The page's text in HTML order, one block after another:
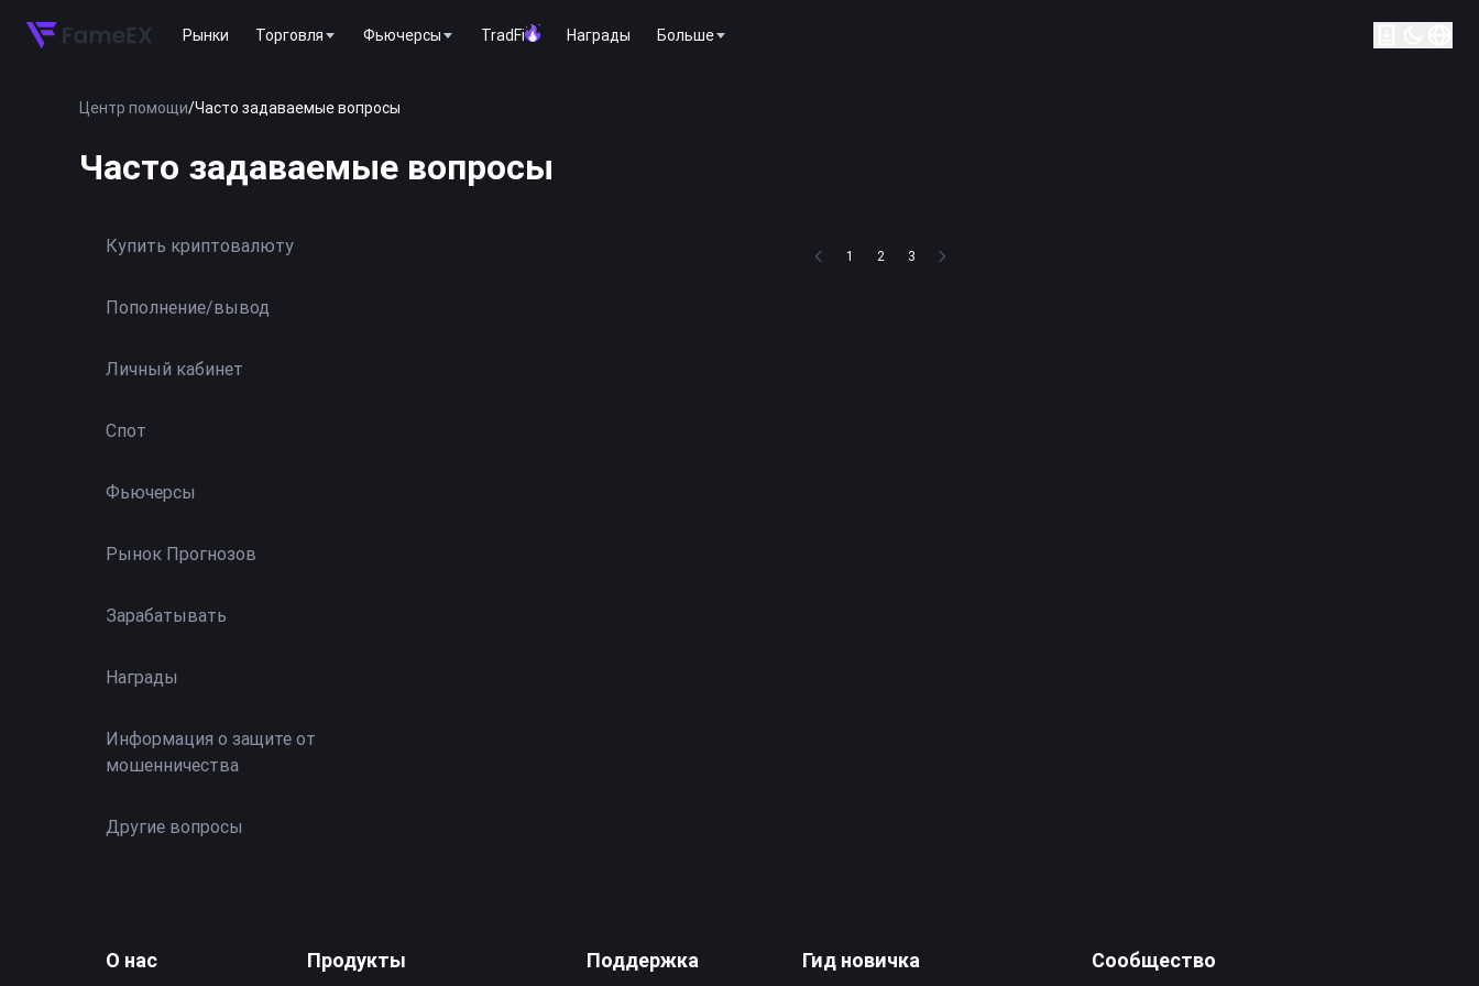
Рынки Торговля Фьючерсы TradFi Награды Больше
Центр помощи/Часто задаваемые вопросы
Часто задаваемые вопросы
Купить криптовалюту
Пополнение/вывод
Личный кабинет
Спот
Фьючерсы
Рынок Прогнозов
Зарабатывать
Награды
Информация о защите от
мошенничества
Другие вопросы
1 2 3
О нас Продукты Поддержка Гид новичка Сообщество